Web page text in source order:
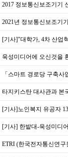
2017 정보통신보조기기
2021년 정보통신보조기
[기사]"대학가, 4차 산업
욱성미디어에 오신것을
「스마트 경로당 구축
타지키스탄 대사관과 본
[기사]노인복지 유공자
[기사] 한밭대-욱성미디
ETRI (한국전자통신연